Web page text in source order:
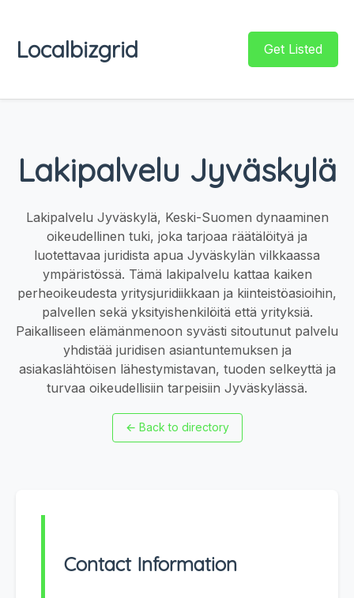
Localbizgrid Get Listed
Lakipalvelu Jyväskylä
Lakipalvelu Jyväskylä, Keski-Suomen dynaaminen
oikeudellinen tuki, joka tarjoaa räätälöityä ja
luotettavaa juridista apua Jyväskylän vilkkaassa
ympäristössä. Tämä lakipalvelu kattaa kaiken
perheoikeudesta yritysjuridiikkaan ja kiinteistöasioihin,
palvellen sekä yksityishenkilöitä että yrityksiä.
Paikalliseen elämänmenoon syvästi sitoutunut palvelu
yhdistää juridisen asiantuntemuksen ja
asiakaslähtöisen lähestymistavan, tuoden selkeyttä ja
turvaa oikeudellisiin tarpeisiin Jyväskylässä.
← Back to directory
Contact Information